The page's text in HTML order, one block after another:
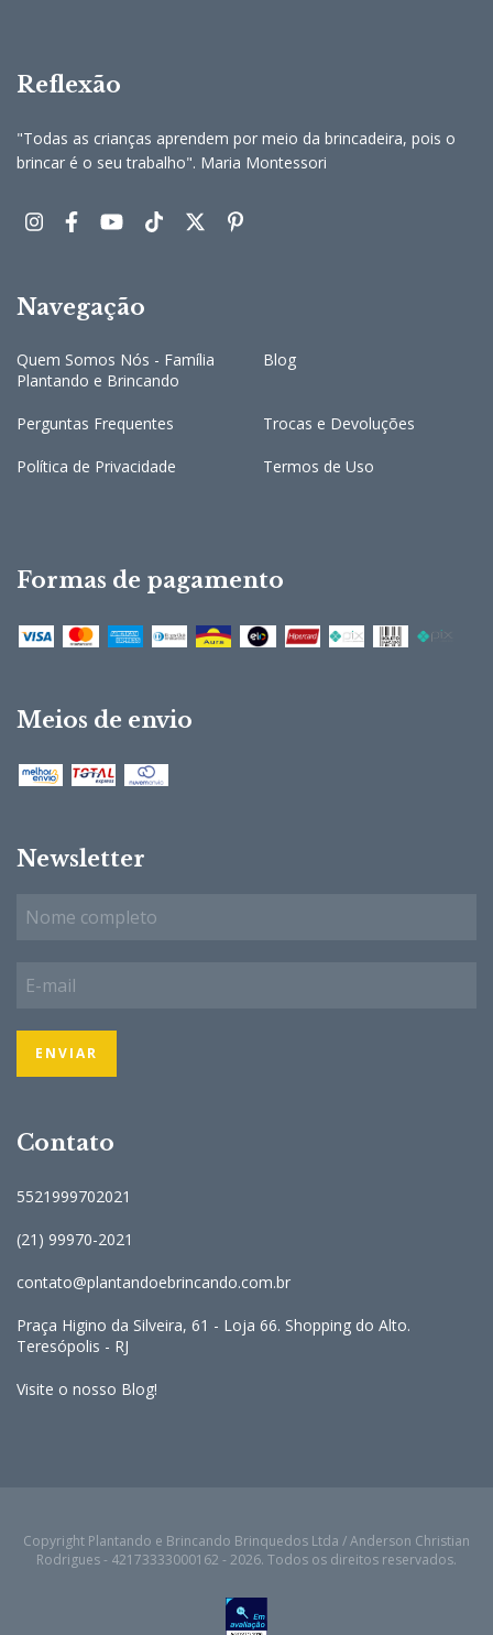
Reflexão
"Todas as crianças aprendem por meio da brincadeira, pois o
brincar é o seu trabalho". Maria Montessori
Navegação
Quem Somos Nós - Família
Plantando e Brincando
Blog
Perguntas Frequentes Trocas e Devoluções
Política de Privacidade Termos de Uso
Formas de pagamento
Meios de envio
Newsletter
Contato
5521999702021
(21) 99970-2021
contato@plantandoebrincando.com.br
Praça Higino da Silveira, 61 - Loja 66. Shopping do Alto.
Teresópolis - RJ
Visite o nosso Blog!
Copyright Plantando e Brincando Brinquedos Ltda / Anderson Christian
Rodrigues - 42173333000162 - 2026. Todos os direitos reservados.